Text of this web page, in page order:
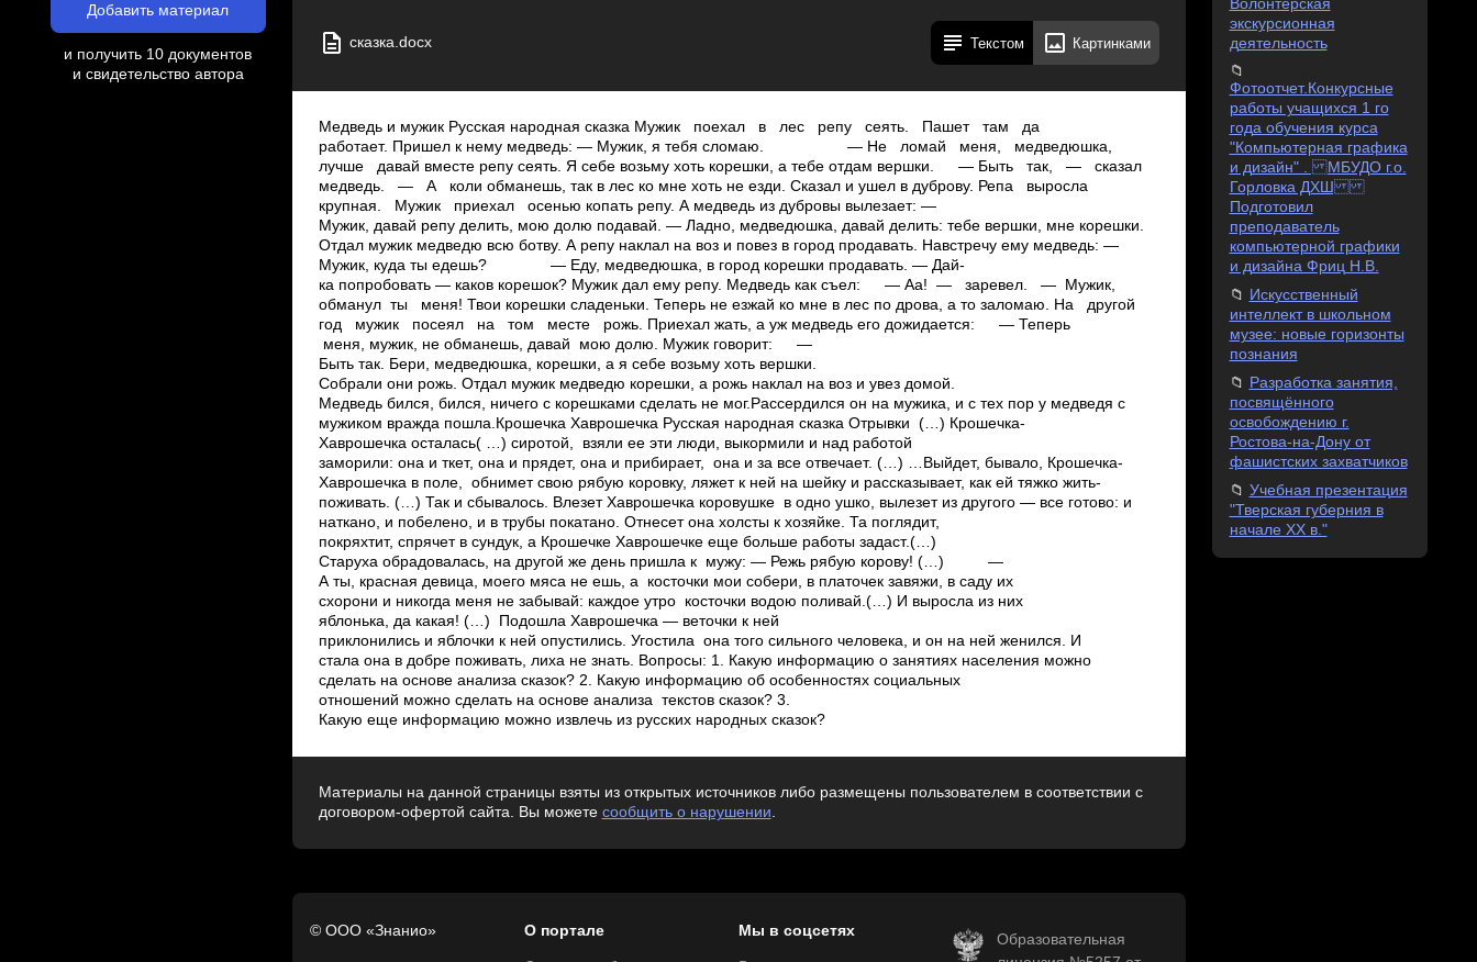
Добавить материал
и получить 10 документов
и свидетельство автора
сказка.docx Текстом Картинками
Медведь и мужик Русская народная сказка Мужик поехал в лес репу сеять. Пашет там да
работает. Пришел к нему медведь: — Мужик, я тебя сломаю. — Не ломай меня, медведюшка,
лучше давай вместе репу сеять. Я себе возьму хоть корешки, а тебе отдам вершки. — Быть так, — сказал
медведь. — А коли обманешь, так в лес ко мне хоть не езди. Сказал и ушел в дуброву. Репа выросла
крупная. Мужик приехал осенью копать репу. А медведь из дубровы вылезает: —
Мужик, давай репу делить, мою долю подавай. — Ладно, медведюшка, давай делить: тебе вершки, мне корешки.
Отдал мужик медведю всю ботву. А репу наклал на воз и повез в город продавать. Навстречу ему медведь: —
Мужик, куда ты едешь? — Еду, медведюшка, в город корешки продавать. — Дай­
ка попробовать — каков корешок? Мужик дал ему репу. Медведь как съел: — А­а! — заревел. — Мужик,
обманул ты меня! Твои корешки сладеньки. Теперь не езжай ко мне в лес по дрова, а то заломаю. На другой
год мужик посеял на том месте рожь. Приехал жать, а уж медведь его дожидается: — Теперь
меня, мужик, не обманешь, давай мою долю. Мужик говорит: —
Быть так. Бери, медведюшка, корешки, а я себе возьму хоть вершки.
Собрали они рожь. Отдал мужик медведю корешки, а рожь наклал на воз и увез домой.
Медведь бился, бился, ничего с корешками сделать не мог.Рассердился он на мужика, и с тех пор у медведя с
мужиком вражда пошла.Крошечка ­Хаврошечка Русская народная сказка Отрывки (…) Крошечка­
Хаврошечка осталась( …) сиротой, взяли ее эти люди, выкормили и над работой
заморили: она и ткет, она и прядет, она и прибирает, она и за все отвечает. (…) …Выйдет, бывало, Крошечка­
Хаврошечка в поле, обнимет свою рябую коровку, ляжет к ней на шейку и рассказывает, как ей тяжко жить­
поживать. (…) Так и сбывалось. Влезет Хаврошечка коровушке в одно ушко, вылезет из другого — все готово: и
наткано, и побелено, и в трубы покатано. Отнесет она холсты к хозяйке. Та поглядит,
покряхтит, спрячет в сундук, а Крошечке­ Хаврошечке еще больше работы задаст.(…)
Старуха обрадовалась, на другой же день пришла к мужу: — Режь рябую корову! (…) —
А ты, красная девица, моего мяса не ешь, а косточки мои собери, в платочек завяжи, в саду их
схорони и никогда меня не забывай: каждое утро косточки водою поливай.(…) И выросла из них
яблонька, да какая! (…) Подошла Хаврошечка — веточки к ней
приклонились и яблочки к ней опустились. Угостила она того сильного человека, и он на ней женился. И
стала она в добре поживать, лиха не знать. Вопросы: 1. Какую информацию о занятиях населения можно
сделать на основе анализа сказок? 2. Какую информацию об особенностях социальных
отношений можно сделать на основе анализа текстов сказок? 3.
Какую еще информацию можно извлечь из русских народных сказок?
Материалы на данной страницы взяты из открытых источников либо размещены пользователем в соответствии с
договором-офертой сайта. Вы можете сообщить о нарушении.
© ООО «Знанио» О портале Мы в соцсетях
Образовательная
Волонтерская
экскурсионная
деятельность
Фотоотчет.Конкурсные
работы учащихся 1 го
года обучения курса
"Компьютерная графика
и дизайн" . МБУДО г.о.
Горловка ДХШ
Подготовил
преподаватель
компьютерной графики
и дизайна Фриц Н.В.
Искусственный
интеллект в школьном
музее: новые горизонты
познания
Разработка занятия,
посвящённого
освобождению г.
Ростова-на-Дону от
фашистских захватчиков
Учебная презентация
"Тверская губерния в
начале XX в."